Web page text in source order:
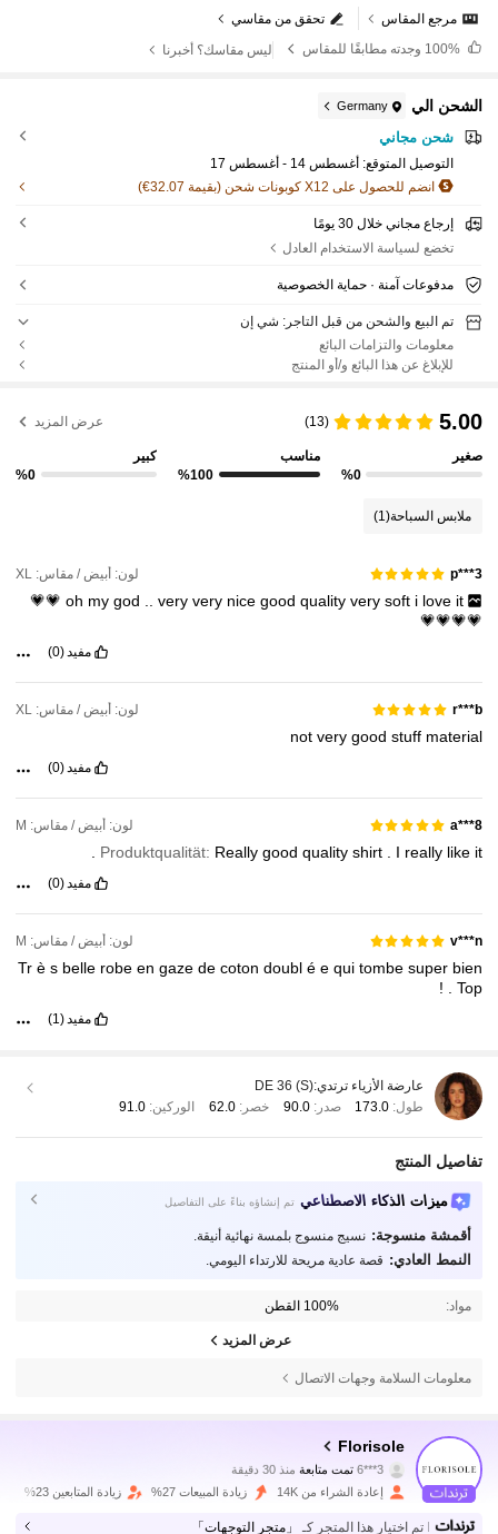
تحقق من مقاسي
مرجع المقاس
وجدته مطابقًا للمقاس ليس مقاسك؟ أخبرنا
الشحن الي Germany
شحن مجاني
التوصيل المتوقع: أغسطس 14 - أغسطس 17
انضم للحصول على X12 كوبونات شحن (بقيمة 32.07€)
إرجاع مجاني خلال 30 يومًا
تخضع لسياسة الاستخدام العادل
مدفوعات آمنة · حماية الخصوصية
تم البيع والشحن من قبل التاجر: شي إن
معلومات والتزامات البائع
للإبلاغ عن هذا البائع و/أو المنتج
5.00
(13) عرض المزيد
صغير
%0
مناسب
%100
كبير
%0
ملابس السباحة(1)
p***3 لون: أبيض / مقاس: XL
oh mygod ..veryvery nicegoodqualityverysoft i love it
💗💗
💗💗💗💗
مفيد(0)
r***b لون: أبيض / مقاس: XL
not very good stuff material
مفيد(0)
a***8 لون: أبيض / مقاس: M
Produktqualität: Really good quality shirt I really like it
مفيد(0)
v***n لون: أبيض / مقاس: M
Tr è s belle robe en gaze de coton doubl é e qui tombe super bien
Top
!
مفيد(1)
عارضة الأزياء ترتدي:DE 36 (S)
طول: 173.0 صدر:90.0 خصر: 62.0 الوركين: 91.0
تفاصيل المنتج
ميزات الذكاء الاصطناعي تم إنشاؤه بناءً على التفاصيل
أقمشة منسوجة: نسيج منسوج بلمسة نهائية أنيقة.
النمط العادي: قصة عادية مريحة للارتداء اليومي.
مواد: 100% القطن
عرض المزيد
معلومات السلامة وجهات الاتصال
Florisole
3***6 تمت متابعة
s***aتتصفح
4.78
62K متابعون
إعادة الشراء من 14K زيادة المبيعات 27% زيادة المتابعين 23%
تم اختيار هذا المتجر كـ 「متجر التوجهات」